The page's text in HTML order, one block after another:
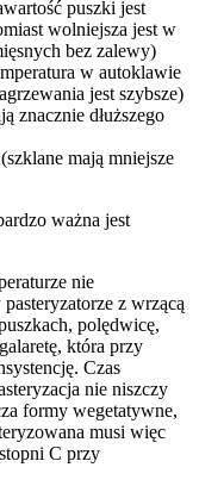
puszki jest
wolniejsza jest w
bez zalewy)
w autoklawie
jest szybsze)
znacznie dłuższego
mają mniejsze
ważna jest
nie
z wrzącą
polędwicę,
która przy
Czas
nie niszczy
formy wegetatywne,
musi więc
C przy